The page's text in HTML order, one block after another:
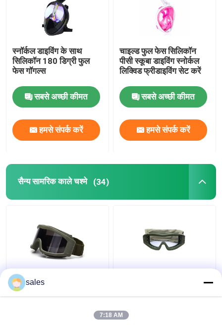
स्नॉर्कल डाइविंग के साथ
सिलिकॉन 180 डिग्री फुल
फेस गॉगल्स
सबसे अच्छी कीमत
हमसे संपर्क करें
चाइल्ड फुल फेस सिलिकॉन
पीसी स्कूबा डाइविंग स्नोर्कल
लिक्विड फ्रीडाइविंग सेट करें
सबसे अच्छी कीमत
हमसे संपर्क करें
सैन्य सामरिक काले चश्मे (34)
एंटी फॉग लेन्स मिलिटरी
टैक्टिकल गॉगल्स यूवी
sales
7:18 AM